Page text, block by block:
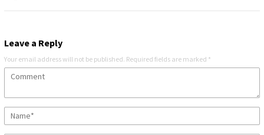
Leave a Reply
Your email address will not be published. Required fields are marked *